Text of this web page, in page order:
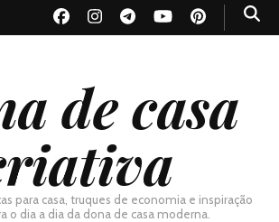
de casa
para casa, truques de economia e inspiração
o dia a dia da dona de casa moderna.